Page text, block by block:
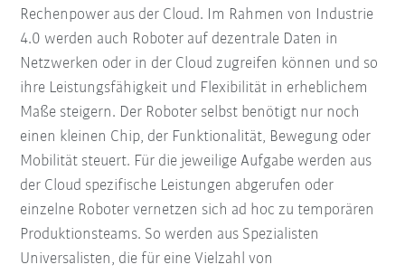
Rechenpower aus der Cloud. Im Rahmen von Industrie
4.0 werden auch Roboter auf dezentrale Daten in
Netzwerken oder in der Cloud zugreifen können und so
ihre Leistungsfähigkeit und Flexibilität in erheblichem
Maße steigern. Der Roboter selbst benötigt nur noch
einen kleinen Chip, der Funktionalität, Bewegung oder
Mobilität steuert. Für die jeweilige Aufgabe werden aus
der Cloud spezifische Leistungen abgerufen oder
einzelne Roboter vernetzen sich ad hoc zu temporären
Produktionsteams. So werden aus Spezialisten
Universalisten, die für eine Vielzahl von